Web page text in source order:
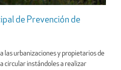
de Prevención de
las urbanizaciones y propietarios de
circular instándoles a realizar